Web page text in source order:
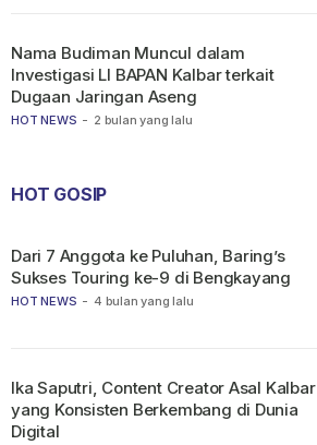
HOT NEWS - 2 bulan yang lalu
Nama Budiman Muncul dalam
Investigasi LI BAPAN Kalbar terkait
Dugaan Jaringan Aseng
HOT GOSIP
HOT NEWS - 4 bulan yang lalu
Dari 7 Anggota ke Puluhan, Baring’s
Sukses Touring ke-9 di Bengkayang
Ika Saputri, Content Creator Asal Kalbar
yang Konsisten Berkembang di Dunia
Digital